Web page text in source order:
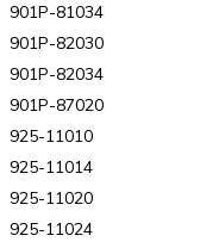
901P-81034
901P-82030
901P-82034
901P-87020
925-11010
925-11014
925-11020
925-11024